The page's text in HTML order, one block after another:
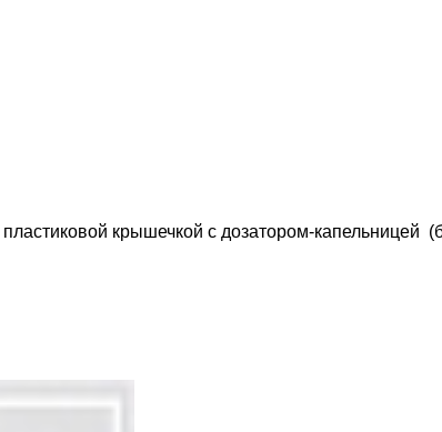
крышечкой с дозатором-капельницей